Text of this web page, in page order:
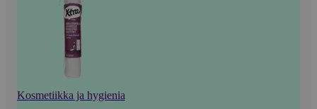
Kosmetiikka ja hygienia